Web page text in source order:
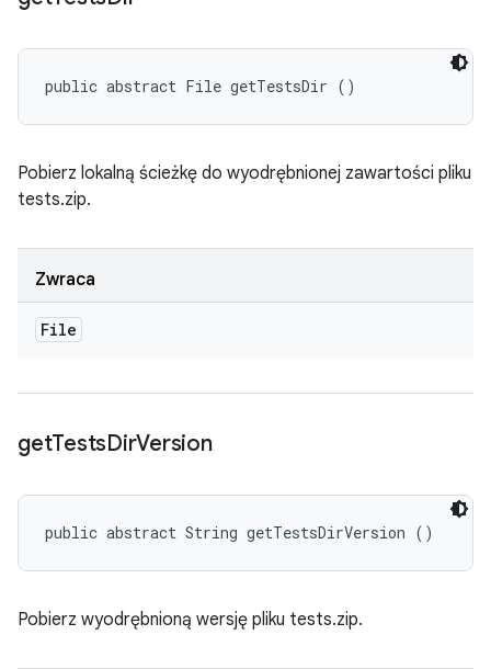
public abstract File getTestsDir ()
Pobierz lokalną ścieżkę do wyodrębnionej zawartości pliku
tests.zip.
Zwraca
File
getTestsDirVersion
public abstract String getTestsDirVersion ()
Pobierz wyodrębnioną wersję pliku tests.zip.